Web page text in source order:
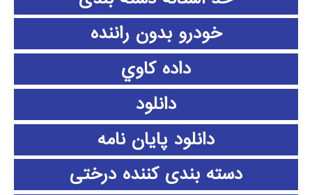
خودرو بدون راننده
داده كاوي
دانلود
دانلود پايان نامه
دسته بندی کننده درختی